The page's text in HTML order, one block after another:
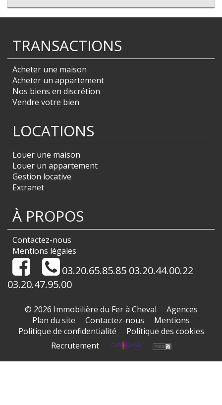
TRANSACTIONS
Acheter une maison
Acheter un appartement
Nos biens en discrétion
Vendre votre bien
LOCATIONS
Louer une maison
Louer un appartement
Gestion locative
Extranet
À PROPOS
Contactez-nous
Mentions légales
03.20.65.85.85 03.20.44.00.22
03.20.47.95.00
© 2026 Immobilière du Fer à Cheval
Agences
Plan du site
Contactez-nous
Mentions
Politique de confidentialité
Politique des cookies
Recrutement